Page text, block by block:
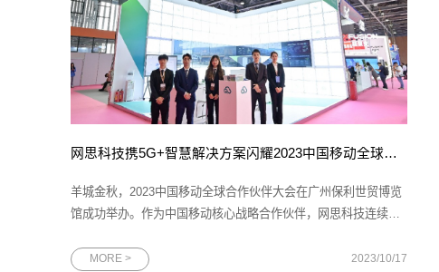
网思科技携5G+智慧解决方案闪耀2023中国移动全球合作伙伴大会
羊城金秋，2023中国移动全球合作伙伴大会在广州保利世贸博览
馆成功举办。作为中国移动核心战略合作伙伴，网思科技连续五
提供一个近距离体验5G+行业场景应用生态的机会。图为网思科
MORE > 2023/10/17